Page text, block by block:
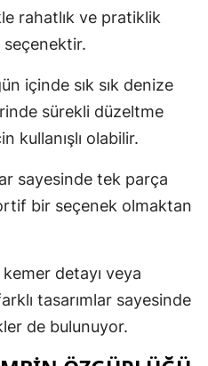
rahatlık ve pratiklik
içinde sık sık denize
sürekli düzeltme
kullanışlı olabilir.
sayesinde tek parça
bir seçenek olmaktan
detayı veya
tasarımlar sayesinde
de bulunuyor.